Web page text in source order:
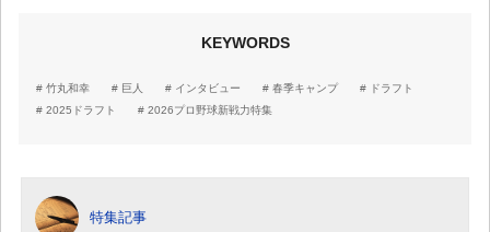
KEYWORDS
竹丸和幸 巨人 インタビュー 春季キャンプ
ドラフト
2025ドラフト
2026プロ野球新戦力特集
特集記事